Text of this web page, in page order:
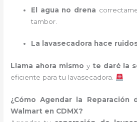
El agua no drena
tambor.
La lavasecadora hace
Llama ahora mismo y te daré la
eficiente para tu lavasecadora.
¿Cómo Agendar la Reparación
Walmart en CDMX?